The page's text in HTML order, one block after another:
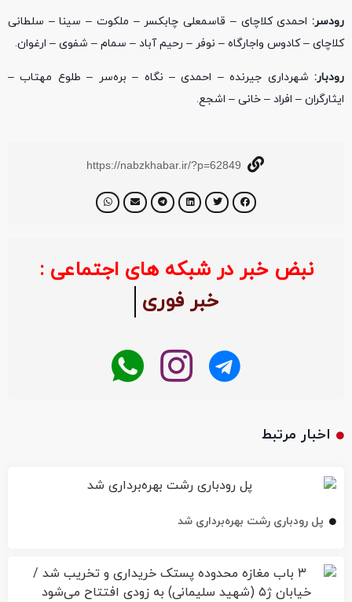
رودسر: احمدی کلاچای – قاسمعلی چابکسر – ملکوت – سینا – سلطانی
کلاچای – کادوس واجارگاه – نوفر – رحیم آباد – سمام – شفوی – ارغوان.
رودبار: شهرداری جیرنده – احمدی – نگاه – بره‌سر – طلوع مهتاب –
ایثارگران – افراد – خانی – اشجع.
https://nabzkhabar.ir/?p=62849
نبض خبر در شبکه های اجتماعی :
خبر فوری
اخبار مرتبط
پل رودباری رشت بهره‌برداری شد